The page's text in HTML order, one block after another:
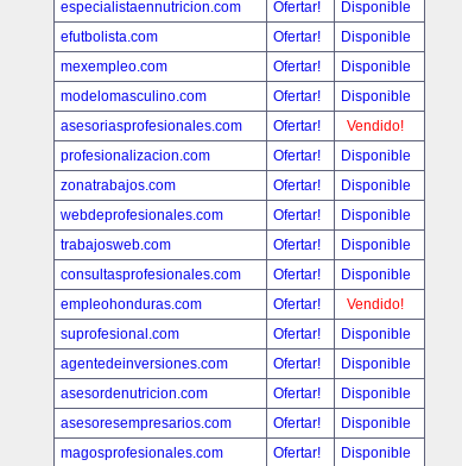
especialistaennutricion.com
Ofertar!
Disponible
efutbolista.com
Ofertar!
Disponible
mexempleo.com
Ofertar!
Disponible
modelomasculino.com
Ofertar!
Disponible
asesoriasprofesionales.com
Ofertar!
Vendido!
profesionalizacion.com
Ofertar!
Disponible
zonatrabajos.com
Ofertar!
Disponible
webdeprofesionales.com
Ofertar!
Disponible
trabajosweb.com
Ofertar!
Disponible
consultasprofesionales.com
Ofertar!
Disponible
empleohonduras.com
Ofertar!
Vendido!
suprofesional.com
Ofertar!
Disponible
agentedeinversiones.com
Ofertar!
Disponible
asesordenutricion.com
Ofertar!
Disponible
asesoresempresarios.com
Ofertar!
Disponible
magosprofesionales.com
Ofertar!
Disponible